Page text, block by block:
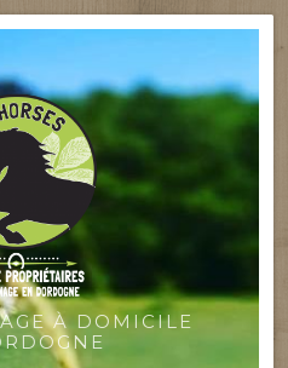
À DOMICILE